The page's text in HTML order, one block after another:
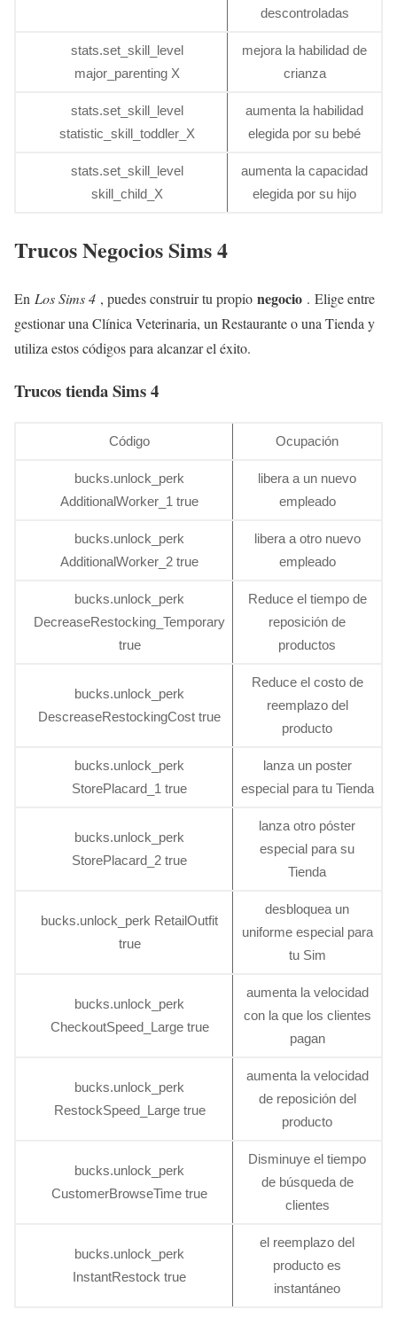
descontroladas
stats.set_skill_level
major_parenting X
mejora la habilidad de
crianza
stats.set_skill_level
statistic_skill_toddler_X
aumenta la habilidad
elegida por su bebé
stats.set_skill_level
skill_child_X
aumenta la capacidad
elegida por su hijo
Trucos Negocios Sims 4
En Los Sims 4 , puedes construir tu propio negocio . Elige entre
gestionar una Clínica Veterinaria, un Restaurante o una Tienda y
utiliza estos códigos para alcanzar el éxito.
Trucos tienda Sims 4
Código Ocupación
bucks.unlock_perk
AdditionalWorker_1 true
libera a un nuevo
empleado
bucks.unlock_perk
AdditionalWorker_2 true
libera a otro nuevo
empleado
bucks.unlock_perk
DecreaseRestocking_Temporary
true
Reduce el tiempo de
reposición de
productos
bucks.unlock_perk
DescreaseRestockingCost true
Reduce el costo de
reemplazo del
producto
bucks.unlock_perk
StorePlacard_1 true
lanza un poster
especial para tu Tienda
bucks.unlock_perk
StorePlacard_2 true
lanza otro póster
especial para su
Tienda
bucks.unlock_perk RetailOutfit
true
desbloquea un
uniforme especial para
tu Sim
bucks.unlock_perk
CheckoutSpeed_Large true
aumenta la velocidad
con la que los clientes
pagan
bucks.unlock_perk
RestockSpeed_Large true
aumenta la velocidad
de reposición del
producto
bucks.unlock_perk
CustomerBrowseTime true
Disminuye el tiempo
de búsqueda de
clientes
bucks.unlock_perk
InstantRestock true
el reemplazo del
producto es
instantáneo